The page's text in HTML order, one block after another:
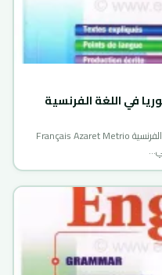
في اللغة الفرنسية
سلسلة المراجعة النهائية للبكالوريا في اللغة الفرنسية Français Azaret Metrio